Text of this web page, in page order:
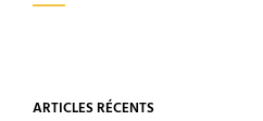
ARTICLES RÉCENTS